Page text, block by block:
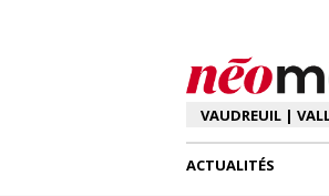
ACTUALITÉS